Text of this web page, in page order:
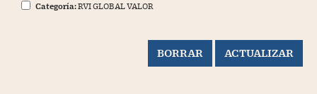
Categoría:RVI GLOBAL VALOR